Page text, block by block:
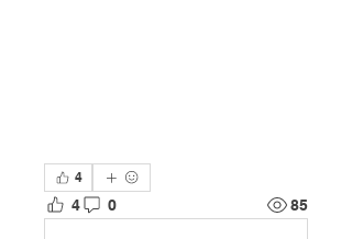
4
4 0 85